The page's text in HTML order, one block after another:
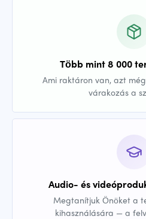
Több mint 8 000
Ami raktáron van, azt
várakozás a
Audio- és
Megtanítjuk Önöket a
kihasználására — a